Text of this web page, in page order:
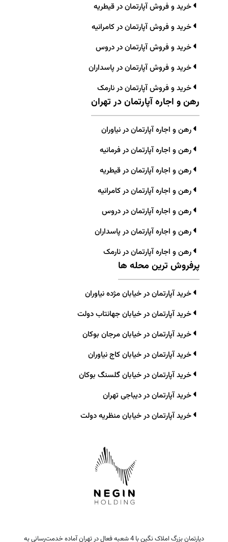
خرید و فروش آپارتمان در قیطریه
خرید و فروش آپارتمان در کامرانیه
خرید و فروش آپارتمان در دروس
خرید و فروش آپارتمان در پاسداران
خرید و فروش آپارتمان در نارمک
رهن و اجاره آپارتمان در تهران
رهن و اجاره آپارتمان در نیاوران
رهن و اجاره آپارتمان در فرمانیه
رهن و اجاره آپارتمان در قیطریه
رهن و اجاره آپارتمان در کامرانیه
رهن و اجاره آپارتمان در دروس
رهن و اجاره آپارتمان در پاسداران
رهن و اجاره آپارتمان در نارمک
پرفروش ترین محله ها
خرید آپارتمان در خیابان مژده نیاوران
خرید آپارتمان در خیابان جهانتاب دولت
خرید آپارتمان در خیابان مرجان بوکان
خرید آپارتمان در خیابان کاج نیاوران
خرید آپارتمان در خیابان گلسنگ بوکان
خرید آپارتمان در دیباجی تهران
خرید آپارتمان در خیابان منظریه دولت
دپارتمان بزرگ املاک نگین با 4 شعبه فعال در تهران آماده خدمت‌رسانی به